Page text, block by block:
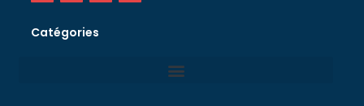
Catégories